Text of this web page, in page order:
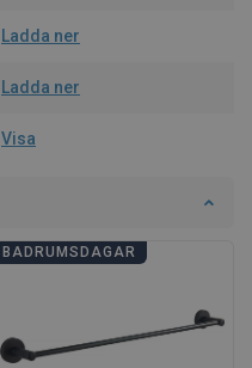
Ladda ner
Ladda ner
Visa
BADRUMSDAGAR